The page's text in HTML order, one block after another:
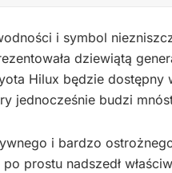
i symbol
dziewiątą
Hilux będzie dostępny
jednocześnie budzi
i bardzo
prostu nadszedł